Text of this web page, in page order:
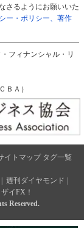
さるようにお願いいた
ー・ポリシー、著作
フィナンシャル・リ
ＢＡ）
イトマップ タグ一覧
週刊ダイヤモンド
ザイFX！
Reserved.